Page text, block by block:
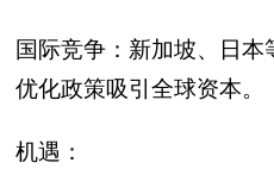
国际竞争：新加坡、日
优化政策吸引全球资本。
机遇：